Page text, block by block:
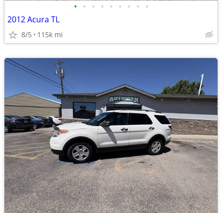
• • • • • • • • •
2012 Acura TL
8/5 115k mi